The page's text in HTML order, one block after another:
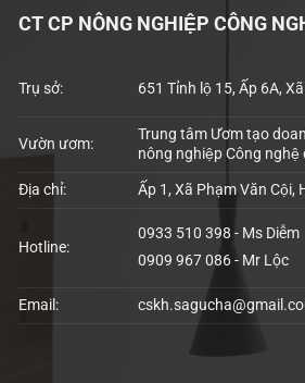
CT CP NÔNG NGHIỆP CÔNG
Trụ sở: 651 Tỉnh lộ 15, Ấp 6A,
Vườn ươm:
Trung tâm Ươm tạo
nông nghiệp Công nghệ
Địa chỉ: Ấp 1, Xã Phạm Văn Cội,
Hotline:
0933 510 398 - Ms Diễm
0909 967 086 - Mr Lộc
Email: